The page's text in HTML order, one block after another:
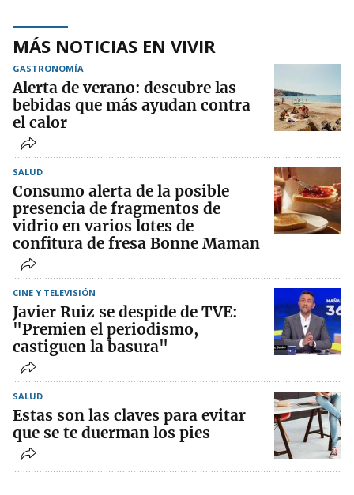
MÁS NOTICIAS EN VIVIR
GASTRONOMÍA
Alerta de verano: descubre las
bebidas que más ayudan contra
el calor
SALUD
Consumo alerta de la posible
presencia de fragmentos de
vidrio en varios lotes de
confitura de fresa Bonne Maman
CINE Y TELEVISIÓN
Javier Ruiz se despide de TVE:
"Premien el periodismo,
castiguen la basura"
SALUD
Estas son las claves para evitar
que se te duerman los pies